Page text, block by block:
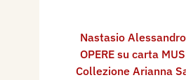
Nastasio Alessandro
OPERE su carta
Collezione Arianna